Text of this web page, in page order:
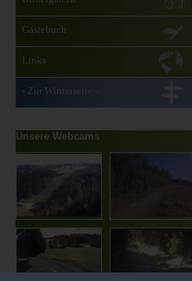
Gästebuch
Links
- Zur Winterseite -
Unsere Webcams